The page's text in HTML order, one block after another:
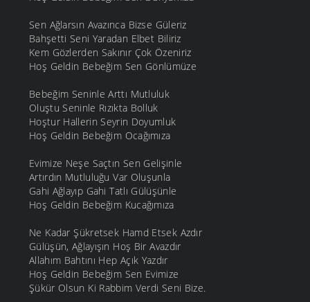
Sen Ağlarsın Avazınca Bizse Güleriz
Bahşetti Seni Yaradan Elbet Biliriz
Kem Gözlerden Sakınır Çok Özeniriz
Hoş Geldin Bebeğim Sen Gönlümüze
Bebeğim Seninle Arttı Mutluluk
Oluştu Seninle Rızıkta Bolluk
Hoştur Hallerin Seyrin Doyumluk
Hoş Geldin Bebeğim Ocağımıza
Evimize Neşe Saçtın Sen Gelişinle
Artırdın Mutluluğu Var Oluşunla
Gahi Ağlayıp Gahi Tatlı Gülüşünle
Hoş Geldin Bebeğim Kucağımıza
Ne Kadar Şükretsek Hamd Etsek Azdır
Gülüşün, Ağlayışın Hoş Bir Avazdır
Allahım Bahtını Hep Açık Yazdır
Hoş Geldin Bebeğim Sen Evimize
Şükür Olsun Ki Rabbim Verdi Seni Bize.